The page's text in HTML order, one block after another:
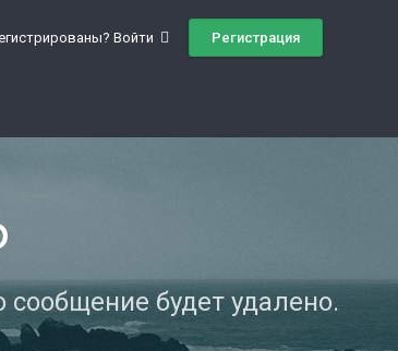
Войти Регистрация
будет удалено.